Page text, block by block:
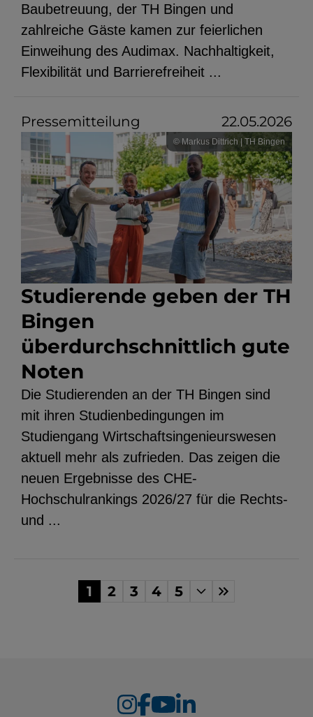
Baubetreuung, der TH Bingen und
zahlreiche Gäste kamen zur feierlichen
Einweihung des Audimax. Nachhaltigkeit,
Flexibilität und Barrierefreiheit ...
Pressemitteilung 22.05.2026
© Markus Dittrich | TH Bingen
Studierende geben der TH
Bingen
überdurchschnittlich gute
Noten
Die Studierenden an der TH Bingen sind
mit ihren Studienbedingungen im
Studiengang Wirtschaftsingenieurswesen
aktuell mehr als zufrieden. Das zeigen die
neuen Ergebnisse des CHE-
Hochschulrankings 2026/27 für die Rechts-
und ...
1 2 3 4 5